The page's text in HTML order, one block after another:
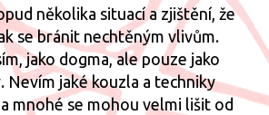
kouzla
několika situací a zjištění, že
se bránit nechtěným vlivům.
jako dogma, ale pouze jako
Nevím jaké kouzla a techniky
mnohé se mohou velmi lišit od